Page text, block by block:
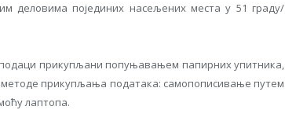
деловима појединих насељених места у 51 граду/
прикупљани попуњавањем папирних упитника,
прикупљања података: самопописивање путем
лаптопа.